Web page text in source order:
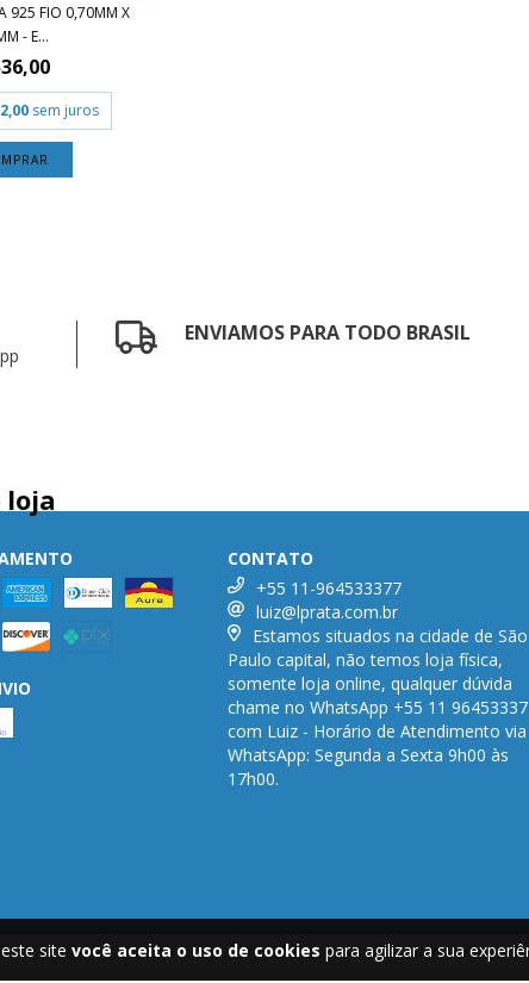
site você aceita o uso de cookies para agilizar a sua
925 FIO 0,70MM X
- E...
sem juros
ENVIAMOS PARA TODO BRASIL
loja
CONTATO
+55 11-964533377
luiz@lprata.com.br
Estamos situados na cidade de São
Paulo capital, não temos loja física,
somente loja online, qualquer dúvida
chame no WhatsApp +55 11
com Luiz - Horário de Atendimento via
WhatsApp: Segunda a Sexta 9h00 às
17h00.
COPYRIGHT